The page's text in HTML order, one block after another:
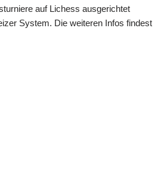
auf Lichess ausgerichtet
System. Die weiteren Infos findest